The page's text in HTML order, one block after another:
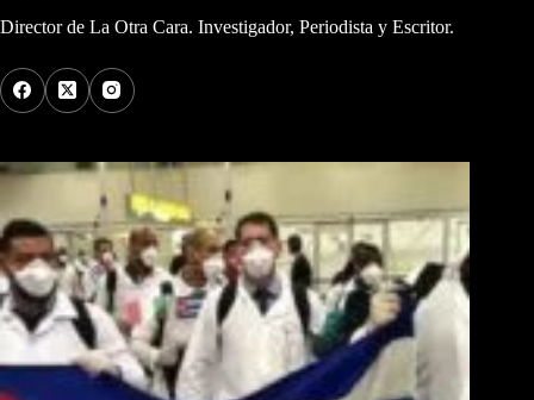
Director de La Otra Cara. Investigador, Periodista y Escritor.